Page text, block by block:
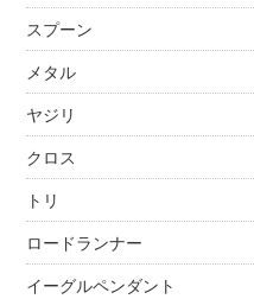
スプーン
メタル
ヤジリ
クロス
トリ
ロードランナー
イーグルペンダント